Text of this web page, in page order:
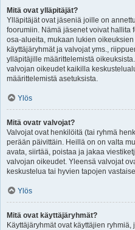
Mitä ovat ylläpitäjät?
Ylläpitäjät ovat jäseniä joille on
foorumiin. Nämä jäsenet voivat hallita
osa-alueita, mukaan lukien
käyttäjäryhmät ja valvojat yms.,
ylläpitäjille määrittelemistä
valvojan oikeudet kaikilla
määrittelemistä asetuksista.
Ylös
Mitä ovatr valvojat?
Valvojat ovat henkilöitä (tai ryhmä
perään päivittäin. Heillä on on valta
avata, siirtää, poistaa ja jakaa
valvojan oikeudet. Yleensä valvojat
keskustelua tai hyvien tapojen
Ylös
Mitä ovat käyttäjäryhmät?
Käyttäjäryhmät ovat käyttäjien